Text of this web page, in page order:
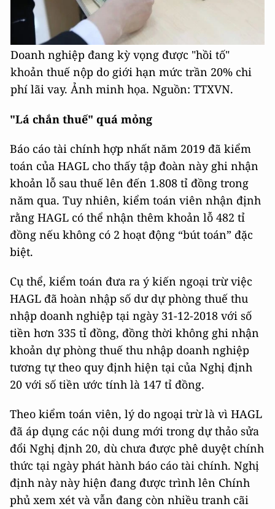
Doanh nghiệp đang kỳ vọng được "hồi tố"
khoản thuế nộp do giới hạn mức trần 20% chi
phí lãi vay. Ảnh minh họa. Nguồn: TTXVN.
"Lá chắn thuế" quá mỏng
Báo cáo tài chính hợp nhất năm 2019 đã kiểm
toán của HAGL cho thấy tập đoàn này ghi nhận
khoản lỗ sau thuế lên đến 1.808 tỉ đồng trong
năm qua. Tuy nhiên, kiểm toán viên nhận định
rằng HAGL có thể nhận thêm khoản lỗ 482 tỉ
đồng nếu không có 2 hoạt động “bút toán” đặc
biệt.
Cụ thể, kiểm toán đưa ra ý kiến ngoại trừ việc
HAGL đã hoàn nhập số dư dự phòng thuế thu
nhập doanh nghiệp tại ngày 31-12-2018 với số
tiền hơn 335 tỉ đồng, đồng thời không ghi nhận
khoản dự phòng thuế thu nhập doanh nghiệp
tương tự theo quy định hiện tại của Nghị định
20 với số tiền ước tính là 147 tỉ đồng.
Theo kiểm toán viên, lý do ngoại trừ là vì HAGL
đã áp dụng các nội dung mới trong dự thảo sửa
đổi Nghị định 20, dù chưa được phê duyệt chính
thức tại ngày phát hành báo cáo tài chính. Nghị
định này này hiện đang được trình lên Chính
phủ xem xét và vẫn đang còn nhiều tranh cãi